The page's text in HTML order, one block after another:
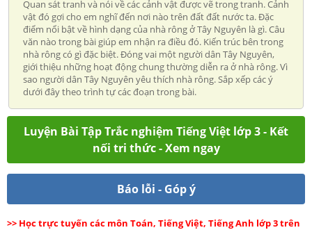
Quan sát tranh và nói về các cảnh vật được vẽ trong tranh. Cảnh
vật đó gợi cho em nghĩ đến nơi nào trên đất đất nước ta. Đặc
điểm nổi bật về hình dạng của nhà rông ở Tây Nguyên là gì. Câu
văn nào trong bài giúp em nhận ra điều đó. Kiến trúc bên trong
nhà rông có gì đặc biệt. Đóng vai một người dân Tây Nguyên,
giới thiệu những hoạt động chung thường diễn ra ở nhà rông. Vì
sao người dân Tây Nguyên yêu thích nhà rông. Sắp xếp các ý
dưới đây theo trình tự các đoạn trong bài.
Luyện Bài Tập Trắc nghiệm Tiếng Việt lớp 3 - Kết
nối tri thức - Xem ngay
Báo lỗi - Góp ý
>> Học trực tuyến các môn Toán, Tiếng Việt, Tiếng Anh lớp 3 trên